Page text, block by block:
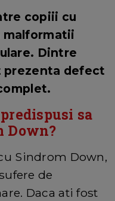
copiii cu
malformatii
Dintre
prezenta defect
sa
Down?
Sindrom Down,
de
Daca ati fost